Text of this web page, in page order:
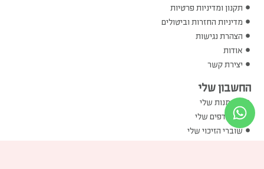
תקנון ומדיניות פרטיות
מדיניות החזרות וביטולים
הצהרת נגישות
אודות
יצירת קשר
החשבון שלי
ההזמנות שלי
המועדפים שלי
שוברי הזיכוי שלי